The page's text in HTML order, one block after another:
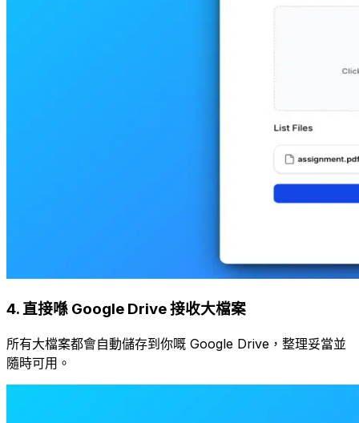
4.直接喺 Google Drive 接收大檔案
所有大檔案都會自動儲存到你嘅 Google Drive，整理妥當並
隨時可用。